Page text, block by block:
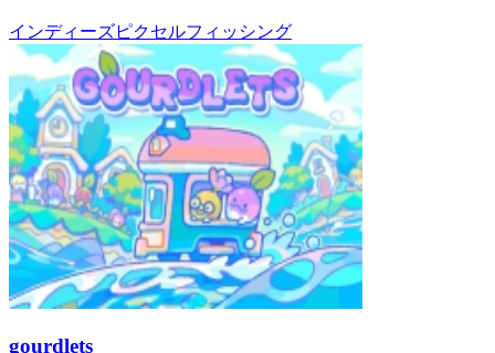
インディーズピクセルフィッシング
gourdlets